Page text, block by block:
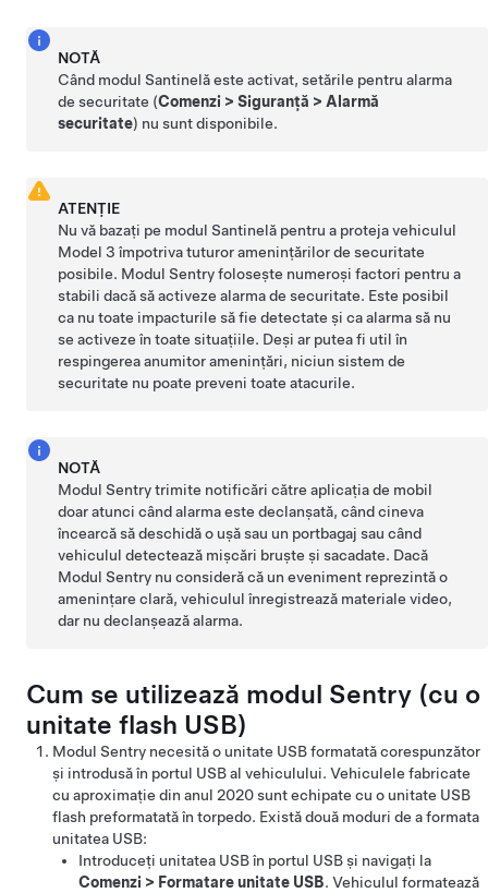
NOTĂ
Când modul Santinelă este activat, setările pentru alarma
de securitate (Comenzi >Siguranță > Alarmă
securitate) nu sunt disponibile.
ATENŢIE
Nu vă bazați pe modul Santinelă pentru a proteja vehiculul
Model 3 împotriva tuturor amenințărilor de securitate
posibile. Modul Sentry folosește numeroși factori pentru a
stabili dacă să activeze alarma de securitate. Este posibil
ca nu toate impacturile să fie detectate și ca alarma să nu
se activeze în toate situațiile. Deși ar putea fi util în
respingerea anumitor amenințări, niciun sistem de
securitate nu poate preveni toate atacurile.
NOTĂ
Modul Sentry trimite notificări către aplicația de mobil
doar atunci când alarma este declanșată, când cineva
încearcă să deschidă o ușă sau un portbagaj sau când
vehiculul detectează mișcări bruște și sacadate. Dacă
Modul Sentry nu consideră că un eveniment reprezintă o
amenințare clară, vehiculul înregistrează materiale video,
dar nu declanșează alarma.
Cum se utilizează modul Sentry (cu o
unitate flash USB)
Modul Sentry necesită o unitate USB formatată corespunzător
și introdusă în portul USB al vehiculului. Vehiculele fabricate
cu aproximație din anul 2020 sunt echipate cu o unitate USB
flash preformatată în torpedo. Există două moduri de a formata
unitatea USB:
Introduceți unitatea USB în portul USB și navigați la
Comenzi > Formatare unitate USB. Vehiculul formatează